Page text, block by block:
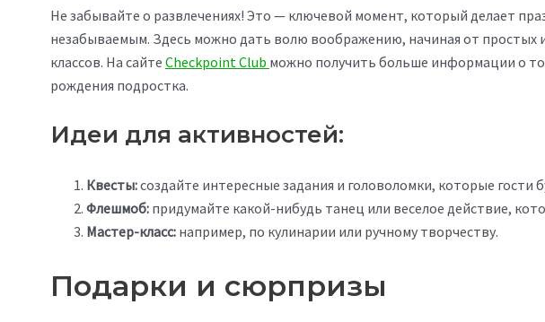
Не забывайте о развлечениях! Это — ключевой момент, который делает
незабываемым. Здесь можно дать волю воображению, начиная от простых
классов. На сайте Checkpoint Сlub можно получить больше информации о
рождения подростка.
Идеи для активностей:
Квесты:создайте интересные задания и головоломки, которые гости
Флешмоб: придумайте какой-нибудь танец или веселое действие,
Мастер-класс: например, по кулинарии или ручному творчеству.
Подарки и сюрпризы